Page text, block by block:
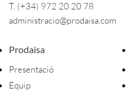
T. (+34) 972 20 20 78
administracio@prodaisa.com
Prodaisa
Presentació
Equip